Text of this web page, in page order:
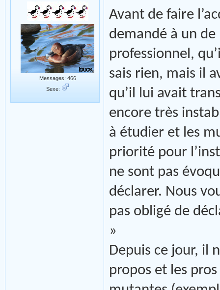
Messages: 466
Sexe:
Avant de faire
demandé à un de
professionnel,
sais rien, mais il
qu’il lui avait
encore très
à étudier et les
priorité pour
ne sont pas
déclarer. Nous
pas obligé de
»
Depuis ce jour, il
propos et les